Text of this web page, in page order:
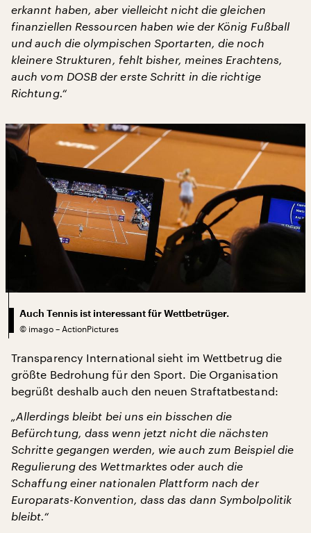
erkannt haben, aber vielleicht nicht die gleichen
finanziellen Ressourcen haben wie der König Fußball
und auch die olympischen Sportarten, die noch
kleinere Strukturen, fehlt bisher, meines Erachtens,
auch vom DOSB der erste Schritt in die richtige
Richtung.“
Auch Tennis ist interessant für Wettbetrüger.
© imago – ActionPictures
Transparency International sieht im Wettbetrug die
größte Bedrohung für den Sport. Die Organisation
begrüßt deshalb auch den neuen Straftatbestand:
„Allerdings bleibt bei uns ein bisschen die
Befürchtung, dass wenn jetzt nicht die nächsten
Schritte gegangen werden, wie auch zum Beispiel die
Regulierung des Wettmarktes oder auch die
Schaffung einer nationalen Plattform nach der
Europarats-Konvention, dass das dann Symbolpolitik
bleibt.“